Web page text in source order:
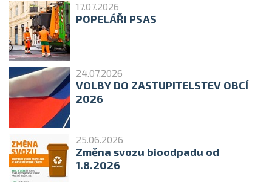
17.07.2026
POPELÁŘI PSAS
24.07.2026
VOLBY DO ZASTUPITELSTEV OBCÍ
2026
25.06.2026
Změna svozu bioodpadu od
1.8.2026